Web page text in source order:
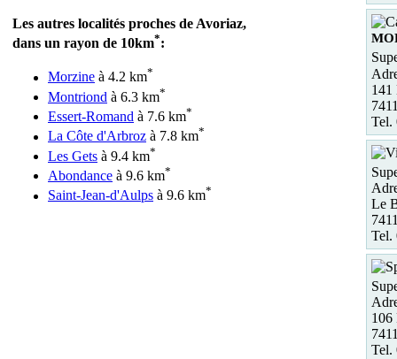
Les autres localités proches de Avoriaz,
dans un rayon de 10km*:
Morzine à 4.2 km*
Montriond à 6.3 km*
Essert-Romand à 7.6 km*
La Côte d'Arbroz à 7.8 km*
Les Gets à 9.4 km*
Abondance à 9.6 km*
Saint-Jean-d'Aulps à 9.6 km*
Tel.
Le
Tel.
106
Tel.